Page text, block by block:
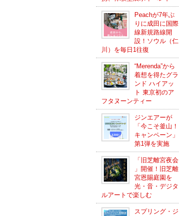
Peachが7年ぶ
りに成田に国際
線新規路線開
設！ソウル（仁
川）を毎日1往復
“Merenda”から
着想を得たグラ
ンド ハイアッ
ト 東京初のア
フタヌーンティー
ジンエアーが
「今こそ釜山！
キャンペーン」
第1弾を実施
「旧芝離宮夜会
」開催！旧芝離
宮恩賜庭園を
光・音・デジタ
ルアートで楽しむ
スプリング・ジ